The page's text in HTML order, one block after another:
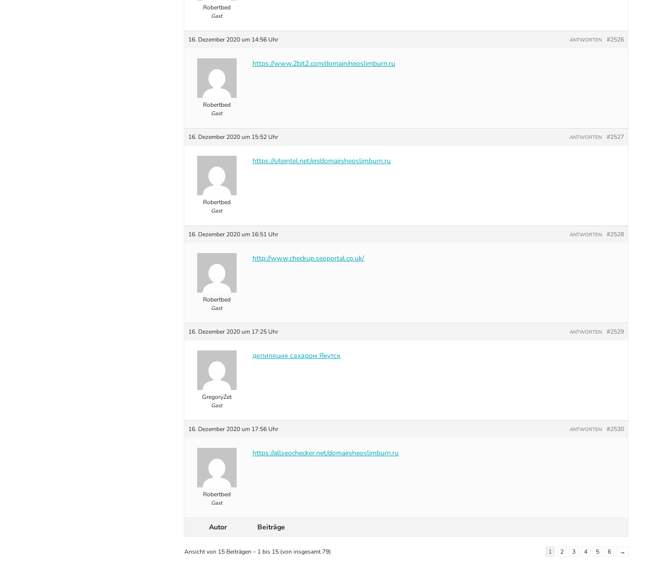
Robertbed
Gast
16. Dezember 2020 um 14:56 Uhr #2526
ANTWORTEN
Robertbed
Gast
https://www.2bit2.com/domain/neoslimburn.ru
16. Dezember 2020 um 15:52 Uhr #2527
ANTWORTEN
Robertbed
Gast
https://siteintel.net/en/domain/neoslimburn.ru
16. Dezember 2020 um 16:51 Uhr #2528
ANTWORTEN
Robertbed
Gast
http://www.checkup.seoportal.co.uk/
16. Dezember 2020 um 17:25 Uhr #2529
ANTWORTEN
GregoryZet
Gast
депиляция сахаром Якутск
16. Dezember 2020 um 17:56 Uhr #2530
ANTWORTEN
Robertbed
Gast
https://allseochecker.net/domain/neoslimburn.ru
Autor Beiträge
Ansicht von 15 Beiträgen – 1 bis 15 (von insgesamt 79) 1 2 3 4 5 6 →